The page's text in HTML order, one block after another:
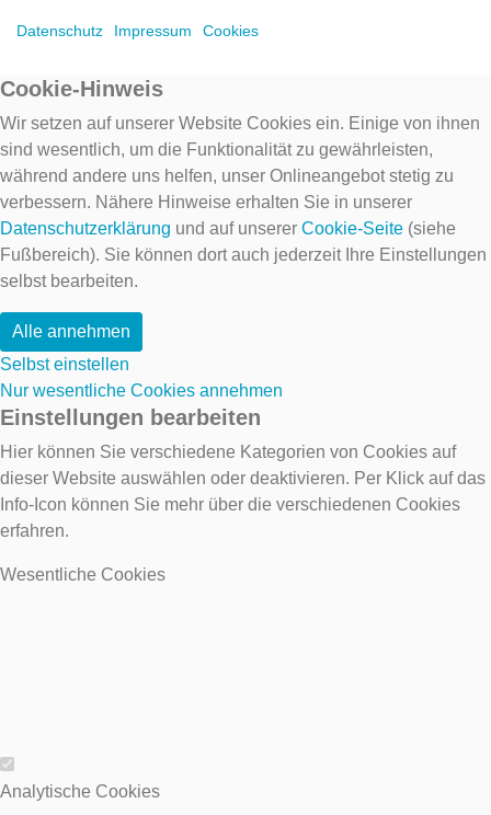
Datenschutz Impressum Cookies
Cookie-Hinweis
Wir setzen auf unserer Website Cookies ein. Einige von ihnen
sind wesentlich, um die Funktionalität zu gewährleisten,
während andere uns helfen, unser Onlineangebot stetig zu
verbessern. Nähere Hinweise erhalten Sie in unserer
Datenschutzerklärung und auf unserer Cookie-Seite (siehe
Fußbereich). Sie können dort auch jederzeit Ihre Einstellungen
selbst bearbeiten.
Alle annehmen
Selbst einstellen
Nur wesentliche Cookies annehmen
Einstellungen bearbeiten
Hier können Sie verschiedene Kategorien von Cookies auf
dieser Website auswählen oder deaktivieren. Per Klick auf das
Info-Icon können Sie mehr über die verschiedenen Cookies
erfahren.
Wesentliche Cookies
Wesentliche Cookies
Analytische Cookies